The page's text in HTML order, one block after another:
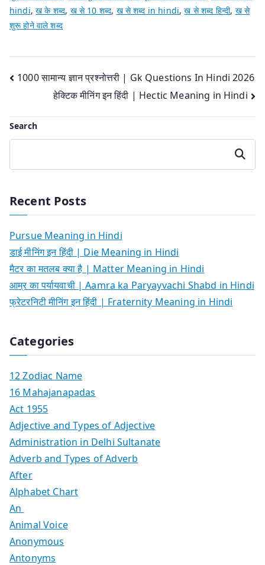
hindi,ख के शब्द, ख से 10 शब्द, ख से शब्द in hindi,ख से शब्द हिन्दी, ख से
शुरू होने वाले शब्द
Post
navigation
1000 सामान्य ज्ञान प्रश्नोत्तरी | Gk Questions In Hindi 2026
हेक्टिक मीनिंग इन हिंदी | Hectic Meaning in Hindi
Search
Search
Recent Posts
Pursue Meaning in Hindi
डाई मीनिंग इन हिंदी | Die Meaning in Hindi
मैटर का मतलब क्या है | Matter Meaning in Hindi
आम्र का पर्यायवाची | Aamra ka Paryayvachi Shabd in Hindi
फ्रेटरनिटी मीनिंग इन हिंदी | Fraternity Meaning in Hindi
Categories
12 Zodiac Name
16 Mahajanapadas
Act 1955
Adjective and Types of Adjective
Administration in Delhi Sultanate
Adverb and Types of Adverb
After
Alphabet Chart
An
Animal Voice
Anonymous
Antonyms